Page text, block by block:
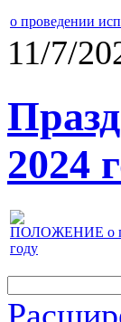
о проведении
11/7/
2024
ПОЛОЖЕНИЕ о
году